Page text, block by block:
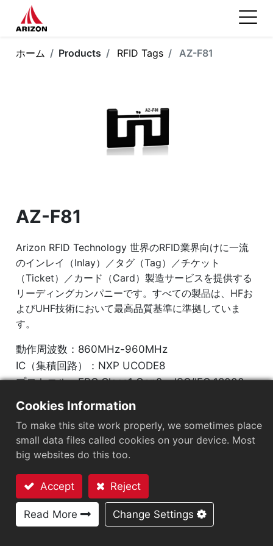
ホーム Products RFID Tags AZ-F81
AZ-F81
Arizon RFID Technology 世界のRFID業界向けに一流
のインレイ（Inlay）／タグ（Tag）／チケット
（Ticket）／カード（Card）製造サービスを提供する
リーディングカンパニーです。すべての製品は、HFお
よびUHF技術において最高品質基準に準拠していま
す。
動作周波数：860MHz-960MHz
IC（集積回路）：NXP UCODE8
プロトコル：EPC Class1 Gen2 ‧ ISO/IEC 18000-
63
市場セグメント：小売
チップ：NXP UCODE 8
アンテナサイズ（mm） 30X15
EPCメモリ：128 bits
User Memory：0 bits
お問い合わせ
Cookies Information
To make this site work properly, we sometimes place
small data files called cookies on your device. Most
big websites do this too.
Accept Reject
Read More Change Settings